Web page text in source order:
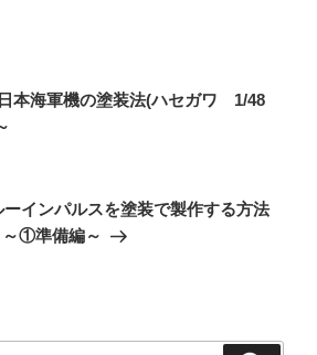
日本海軍機の塗装法(ハセガワ 1/48
ーインパルスを塗装で製作する方法
①準備編～